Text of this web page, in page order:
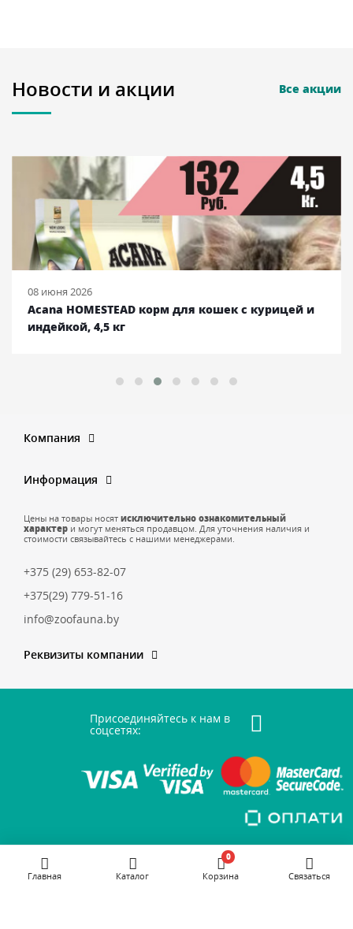
Новости и акции Все акции
08 июня 2026
Acana HOMESTEAD корм для кошек с курицей и
индейкой, 4,5 кг
Компания
Информация
Цены на товары носят исключительно ознакомительный
характер и могут меняться продавцом. Для уточнения наличия и
стоимости связывайтесь с нашими менеджерами.
+375 (29) 653-82-07
+375(29) 779-51-16
info@zoofauna.by
Реквизиты компании
Присоединяйтесь к нам в
соцсетях:
Главная Каталог Корзина
0
Связаться